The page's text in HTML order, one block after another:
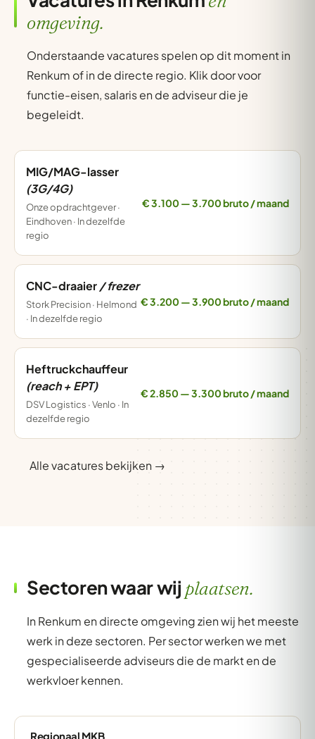
omgeving.
Onderstaande vacatures spelen op dit moment in
Renkum of in de directe regio. Klik door voor
functie-eisen, salaris en de adviseur die je
begeleidt.
MIG/MAG-lasser
(3G/4G)
Onze opdrachtgever ·
Eindhoven · In dezelfde
regio
€ 3.100 — 3.700 bruto / maand
CNC-draaier / frezer
Stork Precision · Helmond
· In dezelfde regio
€ 3.200 — 3.900 bruto / maand
Heftruckchauffeur
(reach + EPT)
DSV Logistics · Venlo · In
dezelfde regio
€ 2.850 — 3.300 bruto / maand
Alle vacatures bekijken →
Sectoren waar wij plaatsen.
In Renkum en directe omgeving zien wij het meeste
werk in deze sectoren. Per sector werken we met
gespecialiseerde adviseurs die de markt en de
werkvloer kennen.
Regionaal MKB